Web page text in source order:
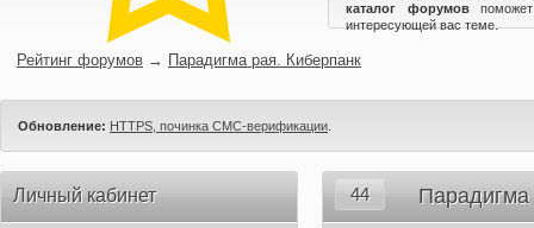
каталог форумов
интересующей вас теме.
Рейтинг форумов → Парадигма рая. Киберпанк
Обновление: HTTPS, починка СМС-верификации
Личный кабинет 44 Парадигма